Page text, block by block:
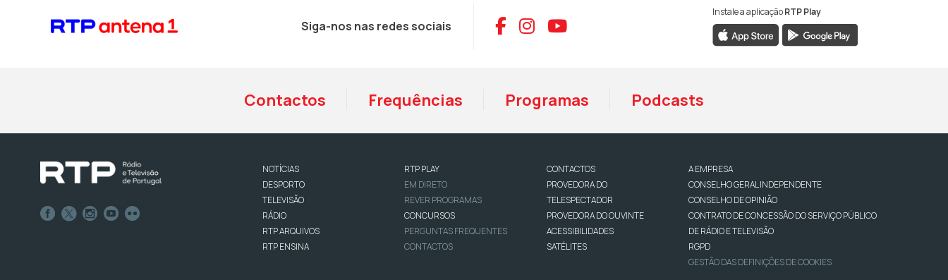
Siga-nos nas redes sociais Aceder ao Facebook da RTP Antena 1
Aceder ao Instagram da RTP Antena 1
Aceder ao YouTube da RTP Antena 1
Instale a aplicaçãoRTP Play
Contactos Frequências Programas Podcasts
NOTÍCIAS
DESPORTO
TELEVISÃO
RÁDIO
RTP ARQUIVOS
RTP ENSINA
RTP PLAY
EM DIRETO
REVER PROGRAMAS
CONCURSOS
PERGUNTAS FREQUENTES
CONTACTOS
CONTACTOS
PROVEDORA DO
TELESPECTADOR
PROVEDORA DO OUVINTE
ACESSIBILIDADES
SATÉLITES
A EMPRESA
CONSELHO GERAL INDEPENDENTE
CONSELHO DE OPINIÃO
CONTRATO DE CONCESSÃO DO SERVIÇO PÚBLICO
DE RÁDIO E TELEVISÃO
RGPD
GESTÃO DAS DEFINIÇÕES DE COOKIES